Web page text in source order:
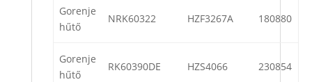
Gorenje
hűtő
NRK60322 HZF3267A 180880
Gorenje
hűtő
RK60390DE HZS4066 230854